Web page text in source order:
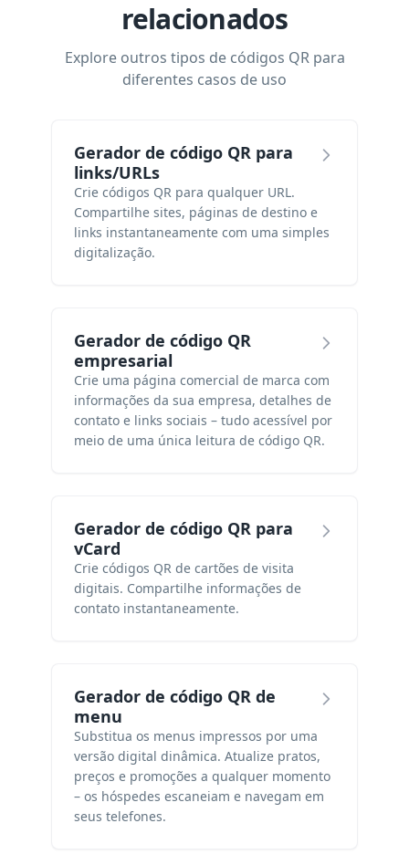
relacionados
Explore outros tipos de códigos QR para
diferentes casos de uso
Gerador de código QR para
links/URLs
Crie códigos QR para qualquer URL.
Compartilhe sites, páginas de destino e
links instantaneamente com uma simples
digitalização.
Gerador de código QR
empresarial
Crie uma página comercial de marca com
informações da sua empresa, detalhes de
contato e links sociais – tudo acessível por
meio de uma única leitura de código QR.
Gerador de código QR para
vCard
Crie códigos QR de cartões de visita
digitais. Compartilhe informações de
contato instantaneamente.
Gerador de código QR de
menu
Substitua os menus impressos por uma
versão digital dinâmica. Atualize pratos,
preços e promoções a qualquer momento
– os hóspedes escaneiam e navegam em
seus telefones.